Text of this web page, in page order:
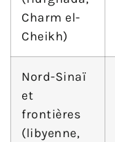
Charm el-
Cheikh)
Nord-Sinaï
et
frontières
(libyenne,